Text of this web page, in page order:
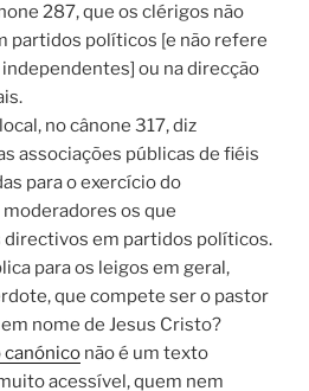
287, que os clérigos não
partidos políticos [e não refere
ou na direcção
no cânone 317, diz
associações públicas de fiéis
para o exercício do
os que
em partidos políticos.
para os leigos em geral,
que compete ser o pastor
nome de Jesus Cristo?
não é um texto
acessível, quem nem